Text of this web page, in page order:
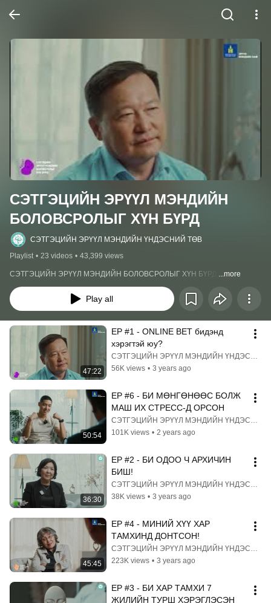
СЭТГЭЦИЙН ЭРҮҮЛ МЭНДИЙН
БОЛОВСРОЛЫГ ХҮН БҮРД
СЭТГЭЦИЙН ЭРҮҮЛ МЭНДИЙН ҮНДЭСНИЙ ТӨВ
Playlist • 23 videos • 43,399 views
СЭТГЭЦИЙН ЭРҮҮЛ МЭНДИЙН БОЛОВСРОЛЫГ ХҮН БҮРД. ...more
Play all
47:22
EP #1 - ONLINE BET бидэнд
хэрэгтэй юу?
СЭТГЭЦИЙН ЭРҮҮЛ МЭНДИЙН ҮНДЭСНИЙ ТӨВ
56K views • 3 years ago
50:54
EP #6 - БИ МӨНГӨНӨӨС БОЛЖ
МАШ ИХ СТРЕСС-Д ОРСОН
СЭТГЭЦИЙН ЭРҮҮЛ МЭНДИЙН ҮНДЭСНИЙ ТӨВ
101K views • 2 years ago
36:30
EP #2 - БИ ОДОО Ч АРХИЧИН
БИШ!
СЭТГЭЦИЙН ЭРҮҮЛ МЭНДИЙН ҮНДЭСНИЙ ТӨВ
38K views • 3 years ago
45:45
EP #4 - МИНИЙ ХҮҮ ХАР
ТАМХИНД ДОНТСОН!
СЭТГЭЦИЙН ЭРҮҮЛ МЭНДИЙН ҮНДЭСНИЙ ТӨВ
223K views • 3 years ago
EP #3 - БИ ХАР ТАМХИ 7
ЖИЛИЙН ТУРШ ХЭРЭГЛЭСЭН